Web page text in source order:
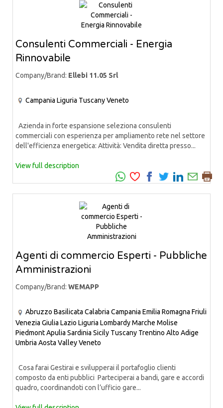
Consulenti Commerciali - Energia
Rinnovabile
Company/Brand: Ellebi 11.05 Srl
Campania Liguria TuscanyVeneto
Azienda in forte espansione seleziona consulenti
commerciali con esperienza per ampliamento rete nel settore
dell'efficienza energetica: Attività: Vendita diretta presso...
View full description
Agenti di commercio Esperti - Pubbliche
Amministrazioni
Company/Brand: WEMAPP
Abruzzo Basilicata Calabria Campania Emilia Romagna Friuli
Venezia Giulia Lazio Liguria LombardyMarche Molise
PiedmontApulia Sardinia Sicily Tuscany Trentino Alto Adige
Umbria Aosta ValleyVeneto
Cosa farai Gestirai e svilupperai il portafoglio clienti
composto da enti pubblici Parteciperai a bandi, gare e accordi
quadro, coordinandoti con l’ufficio gare...